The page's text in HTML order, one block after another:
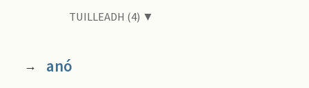
TUILLEADH (4) ▼
→ anó